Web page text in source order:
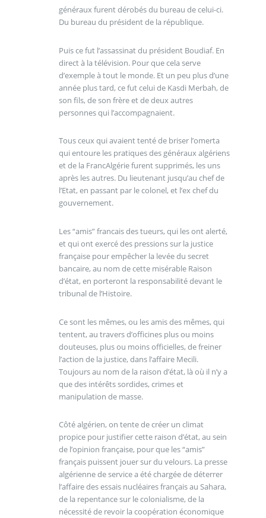
généraux furent dérobés du bureau de celui-ci.
Du bureau du président de la république.
Puis ce fut l’assassinat du président Boudiaf. En
direct à la télévision. Pour que cela serve
d’exemple à tout le monde. Et un peu plus d’une
année plus tard, ce fut celui de Kasdi Merbah, de
son fils, de son frère et de deux autres
personnes qui l’accompagnaient.
Tous ceux qui avaient tenté de briser l’omerta
qui entoure les pratiques des généraux algériens
et de la FrancAlgérie furent supprimés, les uns
après les autres. Du lieutenant jusqu’au chef de
l’Etat, en passant par le colonel, et l’ex chef du
gouvernement.
Les “amis” francais des tueurs, qui les ont alerté,
et qui ont exercé des pressions sur la justice
française pour empêcher la levée du secret
bancaire, au nom de cette misérable Raison
d’état, en porteront la responsabilité devant le
tribunal de l’Histoire.
Ce sont les mêmes, ou les amis des mêmes, qui
tentent, au travers d’officines plus ou moins
douteuses, plus ou moins officielles, de freiner
l’action de la justice, dans l’affaire Mecili.
Toujours au nom de la raison d’état, là où il n’y a
que des intérêts sordides, crimes et
manipulation de masse.
Côté algérien, on tente de créer un climat
propice pour justifier cette raison d’état, au sein
de l’opinion française, pour que les “amis”
français puissent jouer sur du velours. La presse
algérienne de service a été chargée de déterrer
l’affaire des essais nucléaires français au Sahara,
de la repentance sur le colonialisme, de la
nécessité de revoir la coopération économique